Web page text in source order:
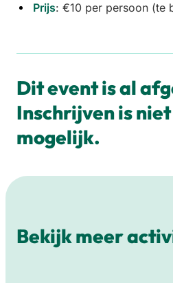
Prijs: €10 per persoon (te
Dit event is al
Inschrijven is
mogelijk.
Bekijk meer